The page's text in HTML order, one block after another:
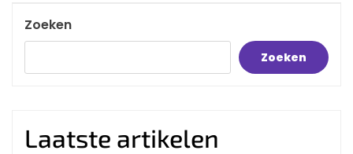
Zoeken
Zoeken
Laatste artikelen